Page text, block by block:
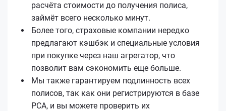
расчёта стоимости до получения полиса,
займёт всего несколько минут.
Более того, страховые компании нередко
предлагают кэшбэк и специальные условия
при покупке через наш агрегатор, что
позволит вам сэкономить еще больше.
Мы также гарантируем подлинность всех
полисов, так как они регистрируются в базе
РСА, и вы можете проверить их